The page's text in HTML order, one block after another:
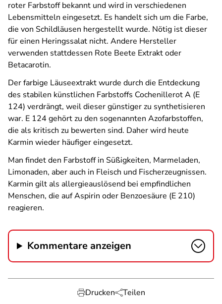
roter Farbstoff bekannt und wird in verschiedenen
Lebensmitteln eingesetzt. Es handelt sich um die Farbe,
die von Schildläusen hergestellt wurde. Nötig ist dieser
für einen Heringssalat nicht. Andere Hersteller
verwenden stattdessen Rote Beete Extrakt oder
Betacarotin.
Der farbige Läuseextrakt wurde durch die Entdeckung
des stabilen künstlichen Farbstoffs Cochenillerot A (E
124) verdrängt, weil dieser günstiger zu synthetisieren
war. E 124 gehört zu den sogenannten Azofarbstoffen,
die als kritisch zu bewerten sind. Daher wird heute
Karmin wieder häufiger eingesetzt.
Man findet den Farbstoff in Süßigkeiten, Marmeladen,
Limonaden, aber auch in Fleisch und Fischerzeugnissen.
Karmin gilt als allergieauslösend bei empfindlichen
Menschen, die auf Aspirin oder Benzoesäure (E 210)
reagieren.
Kommentare anzeigen
Drucken Teilen